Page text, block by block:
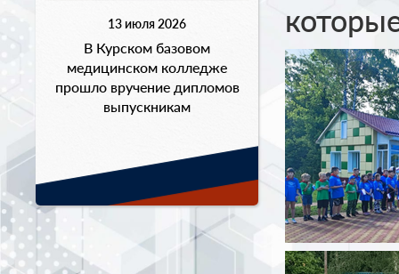
13 июля 2026
В Курском базовом
медицинском колледже
прошло вручение дипломов
выпускникам